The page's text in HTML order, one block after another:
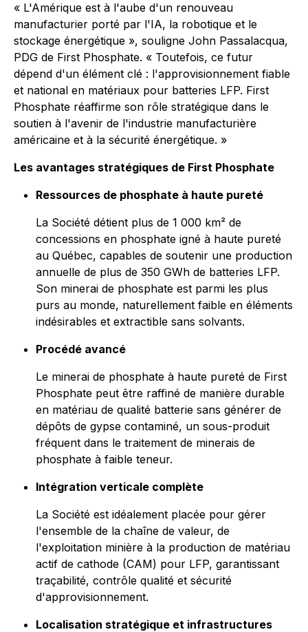
« L'Amérique est à l'aube d'un renouveau
manufacturier porté par l'IA, la robotique et le
stockage énergétique », souligne John Passalacqua,
PDG de First Phosphate. « Toutefois, ce futur
dépend d'un élément clé : l'approvisionnement fiable
et national en matériaux pour batteries LFP. First
Phosphate réaffirme son rôle stratégique dans le
soutien à l'avenir de l'industrie manufacturière
américaine et à la sécurité énergétique. »
Les avantages stratégiques de First Phosphate
Ressources de phosphate à haute pureté
La Société détient plus de 1 000 km² de
concessions en phosphate igné à haute pureté
au Québec, capables de soutenir une production
annuelle de plus de 350 GWh de batteries LFP.
Son minerai de phosphate est parmi les plus
purs au monde, naturellement faible en éléments
indésirables et extractible sans solvants.
Procédé avancé
Le minerai de phosphate à haute pureté de First
Phosphate peut être raffiné de manière durable
en matériau de qualité batterie sans générer de
dépôts de gypse contaminé, un sous-produit
fréquent dans le traitement de minerais de
phosphate à faible teneur.
Intégration verticale complète
La Société est idéalement placée pour gérer
l'ensemble de la chaîne de valeur, de
l'exploitation minière à la production de matériau
actif de cathode (CAM) pour LFP, garantissant
traçabilité, contrôle qualité et sécurité
d'approvisionnement.
Localisation stratégique et infrastructures